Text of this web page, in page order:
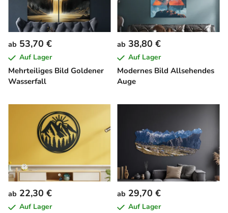
Mehrteiliges Bild Goldener
Wasserfall
ab 53,70 €
Auf Lager
Modernes Bild Allsehendes
Auge
ab 38,80 €
Auf Lager
ab 22,30 €
Auf Lager
ab 29,70 €
Auf Lager